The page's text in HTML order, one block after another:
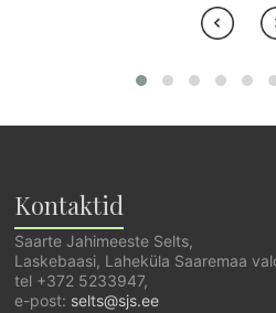
Kontaktid
Saarte Jahimeeste Selts,
Laskebaasi, Laheküla Saaremaa
tel +372 5233947,
e-post: selts@sjs.ee